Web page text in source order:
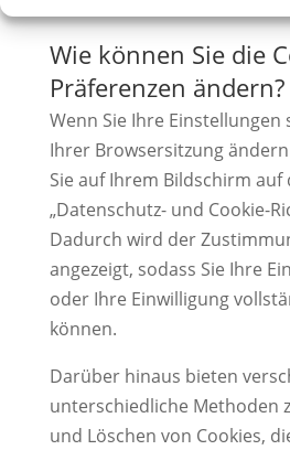
Wie können Sie die
Präferenzen ändern?
Wenn Sie Ihre
Ihrer Browsersitzung
Sie auf Ihrem Bildschirm auf
„Datenschutz- und Cookie-
Dadurch wird der
angezeigt, sodass Sie Ihre
oder Ihre Einwilligung
können.
Darüber hinaus bieten
unterschiedliche Methoden
und Löschen von Cookies,